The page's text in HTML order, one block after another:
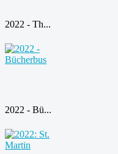
2022 - Th...
2022 - Bü...